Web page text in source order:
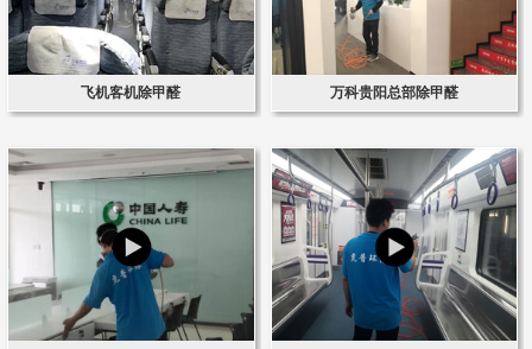
飞机客机除甲醛 万科贵阳总部除甲醛